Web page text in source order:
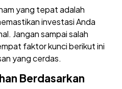
yang tepat adalah
investasi Anda
Jangan sampai salah
faktor kunci berikut ini
yang cerdas.
Berdasarkan